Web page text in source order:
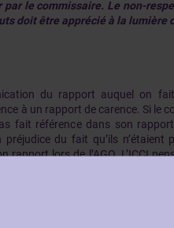
le commissaire. Le non-
doit être apprécié à la lumière
du rapport auquel on
à un rapport de carence. Si le
fait référence dans son
préjudice du fait qu’ils
rapport lors de l’AGO. L’ICCI